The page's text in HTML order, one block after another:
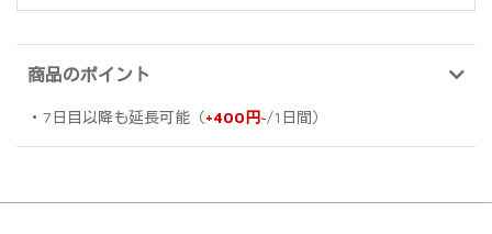
商品のポイント
・7日目以降も延長可能（+400円~/1日間）